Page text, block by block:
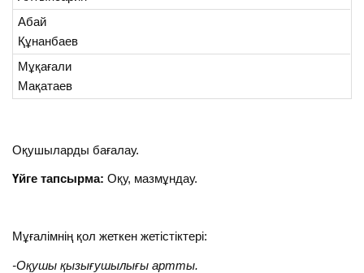
Абай
Құнанбаев
Мұқағали
Мақатаев
Оқушыларды бағалау.
Үйге тапсырма:Оқу, мазмұндау.
Мұғалімнің қол жеткен жетістіктері:
-Оқушы қызығушылығы артты.